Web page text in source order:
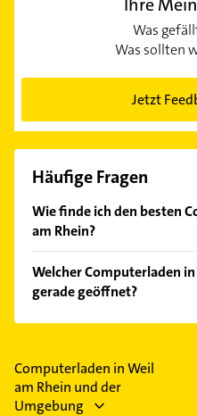
Was
Was sollten
Jetzt
Häufige Fragen
Wie finde ich den besten
am Rhein?
Kundenmeinungen und
Empfehlungen. Die
einfach nachBewertungen
Welcher Computerladen
gerade geöffnet?
Im Anbieter-Bereich
Feiertagen abweichen
Computerladen in Weil
am Rhein und der
Umgebung